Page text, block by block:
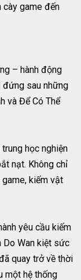
cày game đến
– hành động
đứng sau những
và Để Có Thể
học nghiện
nạt. Không chỉ
kiếm vật
yêu cầu kiếm
Do Wan kiệt sức
quay trở về thời
một hệ thống